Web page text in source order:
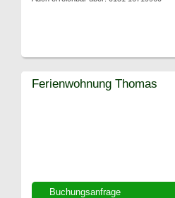
Buchungsanfrage
Ferienwohnung Thomas